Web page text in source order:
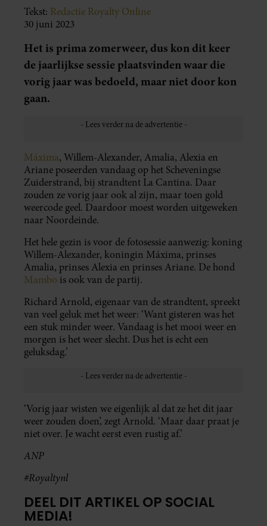
Tekst: Redactie Royalty Online
30 juni 2023
Het is prima zomerweer, dus kon dit keer
de jaarlijkse sessie plaatsvinden waar die
vorig jaar was bedoeld, maar niet door kon
gaan.
Máxima, Willem-Alexander, Amalia, Alexia en
Ariane poseerden vandaag op het Scheveningse
Zuiderstrand, bij strandtent La Cantina. Daar
zouden ze vorig jaar ook al zijn, maar toen gold
weercode geel. Daardoor moest worden uitgeweken
naar Noordeinde.
Het hele gezin is voor de fotosessie aanwezig: koning
Willem-Alexander, koningin Máxima, prinses
Amalia, prinses Alexia en prinses Ariane. De hond
Mambo is ook van de partij.
Richard Arnold, eigenaar van de strandtent, spreekt
van veel geluk met het weer: ‘Want gisteren was het
een stuk minder weer. Vandaag is het mooi weer en
morgen is het weer slecht. Dus het is echt een
geluksdag.’
‘Vorig jaar wisten we eigenlijk al dat ze het dit jaar
weer zouden doen’, zegt Arnold. ‘Maar daar praat je
niet over. Je wacht eerst even rustig af.’
ANP
#Royaltynl
DEEL DIT ARTIKEL OP SOCIAL
MEDIA!